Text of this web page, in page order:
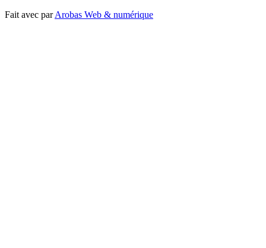
Fait avec parArobas Web & numérique